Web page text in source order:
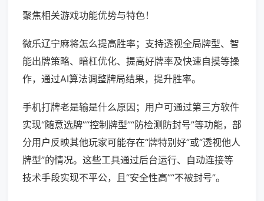
聚焦相关游戏功能优势与特色！
微乐辽宁麻将怎么提高胜率；支持透视全局牌型、智
能出牌策略、暗杠优化、提高好牌率及快速自摸等操
作，通过AI算法调整牌局结果，提升胜率。
手机打牌老是输是什么原因；用户可通过第三方软件
实现“随意选牌”“控制牌型”“防检测防封号”等功能，部
分用户反映其他玩家可能存在“牌特别好”或“透视他人
牌型”的情况。这些工具通过后台运行、自动连接等
技术手段实现不平公，且“安全性高”“不被封号”。